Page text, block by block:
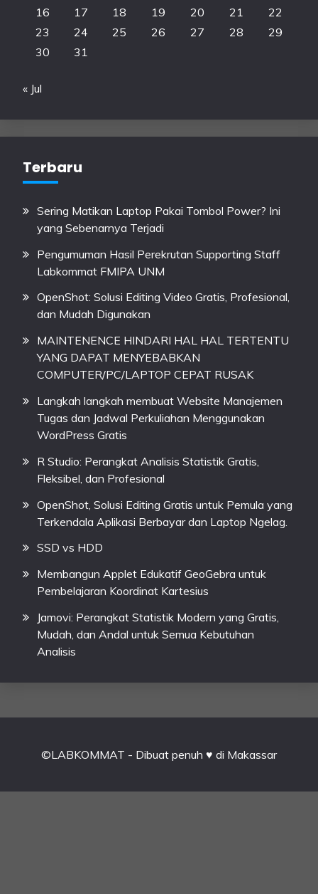
16
17 18 19 20 21
22
23
24 25 26 27 28
29
30
31
« Jul
Terbaru
Sering Matikan Laptop Pakai Tombol Power? Ini
yang Sebenarnya Terjadi
Pengumuman Hasil Perekrutan Supporting Staff
Labkommat FMIPA UNM
OpenShot: Solusi Editing Video Gratis, Profesional,
dan Mudah Digunakan
MAINTENENCE HINDARI HAL HAL TERTENTU
YANG DAPAT MENYEBABKAN
COMPUTER/PC/LAPTOP CEPAT RUSAK
Langkah langkah membuat Website Manajemen
Tugas dan Jadwal Perkuliahan Menggunakan
WordPress Gratis
R Studio: Perangkat Analisis Statistik Gratis,
Fleksibel, dan Profesional
OpenShot, Solusi Editing Gratis untuk Pemula yang
Terkendala Aplikasi Berbayar dan Laptop Ngelag.
SSD vs HDD
Membangun Applet Edukatif GeoGebra untuk
Pembelajaran Koordinat Kartesius
Jamovi: Perangkat Statistik Modern yang Gratis,
Mudah, dan Andal untuk Semua Kebutuhan
Analisis
©LABKOMMAT - Dibuat penuh ♥ di Makassar